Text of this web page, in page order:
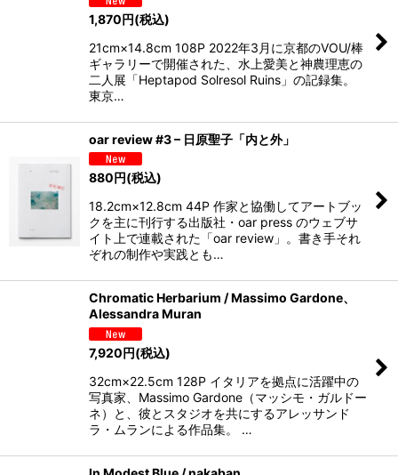
1,870円(税込)
21cm×14.8cm 108P 2022年3月に京都のVOU/棒
ギャラリーで開催された、水上愛美と神農理恵の
二人展「Heptapod Solresol Ruins」の記録集。
東京…
oar review #3 – 日原聖子「内と外」
880円(税込)
18.2cm×12.8cm 44P 作家と協働してアートブッ
クを主に刊行する出版社・oar press のウェブサ
イト上で連載された「oar review」。書き手それ
ぞれの制作や実践とも…
Chromatic Herbarium / Massimo Gardone、
Alessandra Muran
7,920円(税込)
32cm×22.5cm 128P イタリアを拠点に活躍中の
写真家、Massimo Gardone（マッシモ・ガルドー
ネ）と、彼とスタジオを共にするアレッサンド
ラ・ムランによる作品集。 …